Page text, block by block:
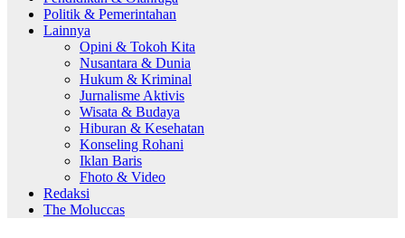
Politik & Pemerintahan
Lainnya
Opini & Tokoh Kita
Nusantara & Dunia
Hukum & Kriminal
Jurnalisme Aktivis
Wisata & Budaya
Hiburan & Kesehatan
Konseling Rohani
Iklan Baris
Fhoto & Video
Redaksi
The Moluccas